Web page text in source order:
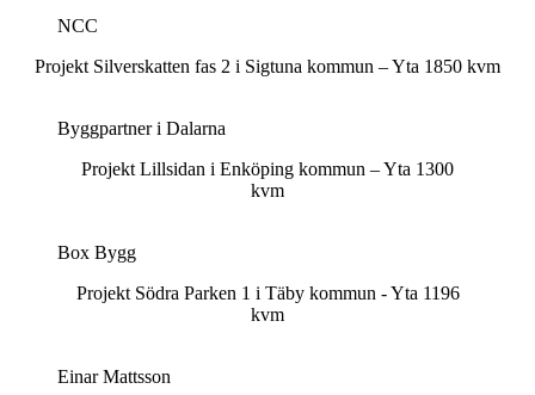
NCC
Projekt Silverskatten fas 2 i Sigtuna kommun – Yta 1850 kvm
Byggpartner i Dalarna
Projekt Lillsidan i Enköping kommun – Yta 1300
kvm
Box Bygg
Projekt Södra Parken 1 i Täby kommun ­- Yta 1196
kvm
Einar Mattsson